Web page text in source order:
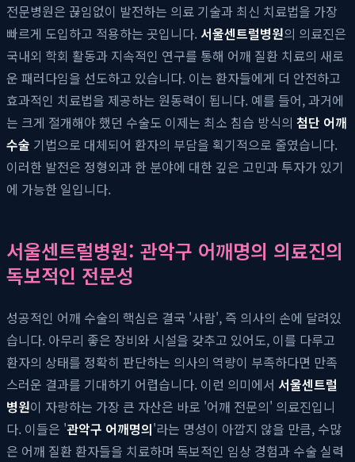
전문병원은 끊임없이 발전하는 의료 기술과 최신 치료법을 가장
빠르게 도입하고 적용하는 곳입니다. 서울센트럴병원의 의료진은
국내외 학회 활동과 지속적인 연구를 통해 어깨 질환 치료의 새로
운 패러다임을 선도하고 있습니다. 이는 환자들에게 더 안전하고
효과적인 치료법을 제공하는 원동력이 됩니다. 예를 들어, 과거에
는 크게 절개해야 했던 수술도 이제는 최소 침습 방식의 첨단 어깨
수술 기법으로 대체되어 환자의 부담을 획기적으로 줄였습니다.
이러한 발전은 정형외과 한 분야에 대한 깊은 고민과 투자가 있기
에 가능한 일입니다.
서울센트럴병원: 관악구 어깨명의 의료진의
독보적인 전문성
성공적인 어깨 수술의 핵심은 결국 '사람', 즉 의사의 손에 달려있
습니다. 아무리 좋은 장비와 시설을 갖추고 있어도, 이를 다루고
환자의 상태를 정확히 판단하는 의사의 역량이 부족하다면 만족
스러운 결과를 기대하기 어렵습니다. 이런 의미에서 서울센트럴
병원이 자랑하는 가장 큰 자산은 바로 '어깨 전문의' 의료진입니
다. 이들은 '관악구 어깨명의'라는 명성이 아깝지 않을 만큼, 수많
은 어깨 질환 환자들을 치료하며 독보적인 임상 경험과 수술 실력